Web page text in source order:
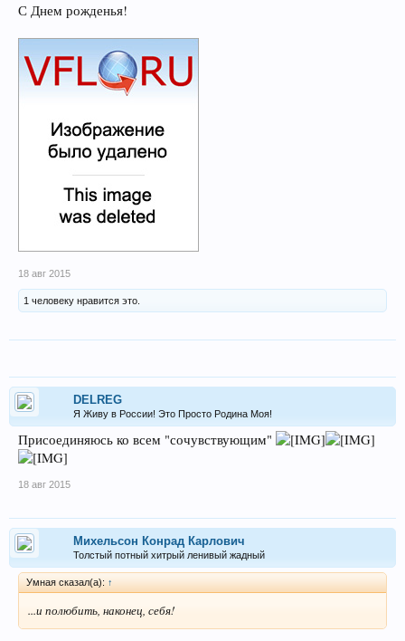
С Днем рожденья!
18 авг 2015
1 человеку нравится это.
DELREG
Я Живу в России! Это Просто Родина Моя!
Присоединяюсь ко всем "сочувствующим"
18 авг 2015
Михельсон Конрад Карлович
Толстый потный хитрый ленивый жадный
Умная сказал(а): ↑
...и полюбить, наконец, себя!